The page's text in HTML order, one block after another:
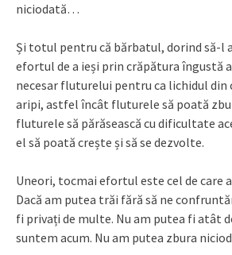
niciodată…
Și totul pentru că bărbatul, dorind să-l
efortul de a ieși prin crăpătura îngustă
necesar fluturelui pentru ca lichidul din
aripi, astfel încât fluturele să poată
fluturele să părăsească cu dificultate
el să poată crește și să se dezvolte.
Uneori, tocmai efortul este cel de care
Dacă am putea trăi fără să ne
fi privați de multe. Nu am putea fi atât
suntem acum. Nu am putea zbura